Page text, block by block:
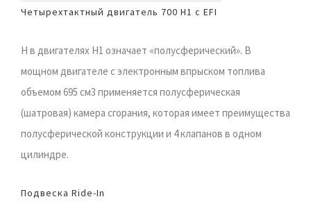
Четырехтактный двигатель 700 H1 с EFI
H в двигателях H1 означает «полусферический». В
мощном двигателе с электронным впрыском топлива
объемом 695 см3 применяется полусферическая
(шатровая) камера сгорания, которая имеет преимущества
полусферической конструкции и 4 клапанов в одном
цилиндре.
Подвеска Ride-In